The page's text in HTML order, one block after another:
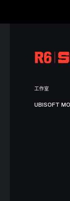
工作室
UBISOFT